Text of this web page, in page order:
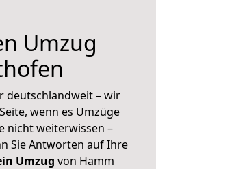
Umzug
deutschlandweit – wir
wenn es Umzüge
nicht weiterwissen –
Sie Antworten auf Ihre
Umzug von Hamm